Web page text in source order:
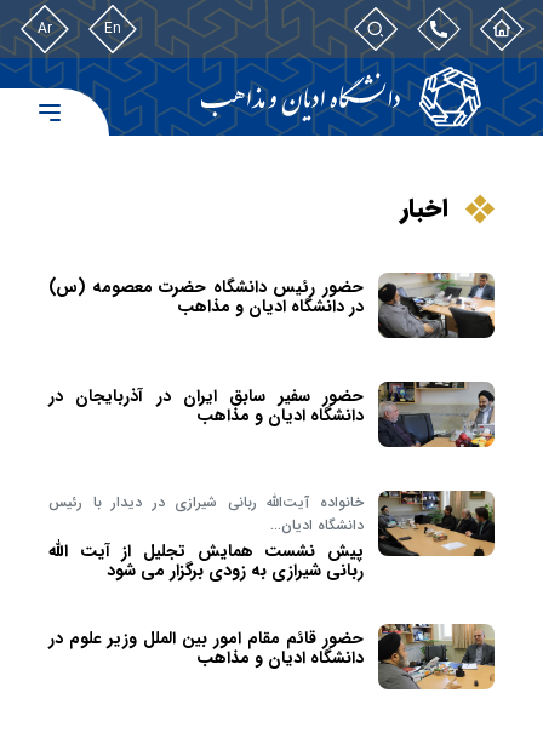
En
Ar
اخبار
حضور رئیس دانشگاه حضرت معصومه (س)
در دانشگاه ادیان و مذاهب
حضور سفیر سابق ایران در آذربایجان در
دانشگاه ادیان و مذاهب
خانواده آیت‌الله ربانی شیرازی در دیدار با رئیس
دانشگاه ادیان…
پیش نشست همایش تجلیل از آیت الله
ربانی شیرازی به زودی برگزار می شود
حضور قائم مقام امور بین الملل وزیر علوم در
دانشگاه ادیان و مذاهب